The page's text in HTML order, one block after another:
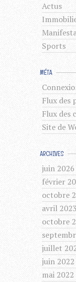
Actus
Sports
MÉTA
Flux des
Flux des
Site de
ARCHIVES
juin 2026
février
octobre
avril 2023
octobre
juillet
juin 2022
mai 2022